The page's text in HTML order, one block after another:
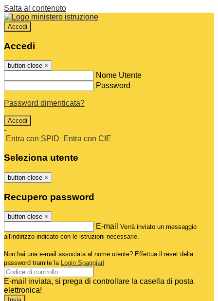
Salta al contenuto
Accedi
Accedi
button close ×
Nome Utente
Password
Password dimenticata?
-
Entra con SPID
Entra con CIE
Seleziona utente
button close ×
Recupero password
button close ×
E-mail Verrà inviato un messaggio
all'indirizzo indicato con le istruzioni necessarie.
Non hai una e-mail associata al nome utente? Effettua il reset della
password tramite la Login Spaggiari
E-mail inviata, si prega di controllare la casella di posta
elettronica!